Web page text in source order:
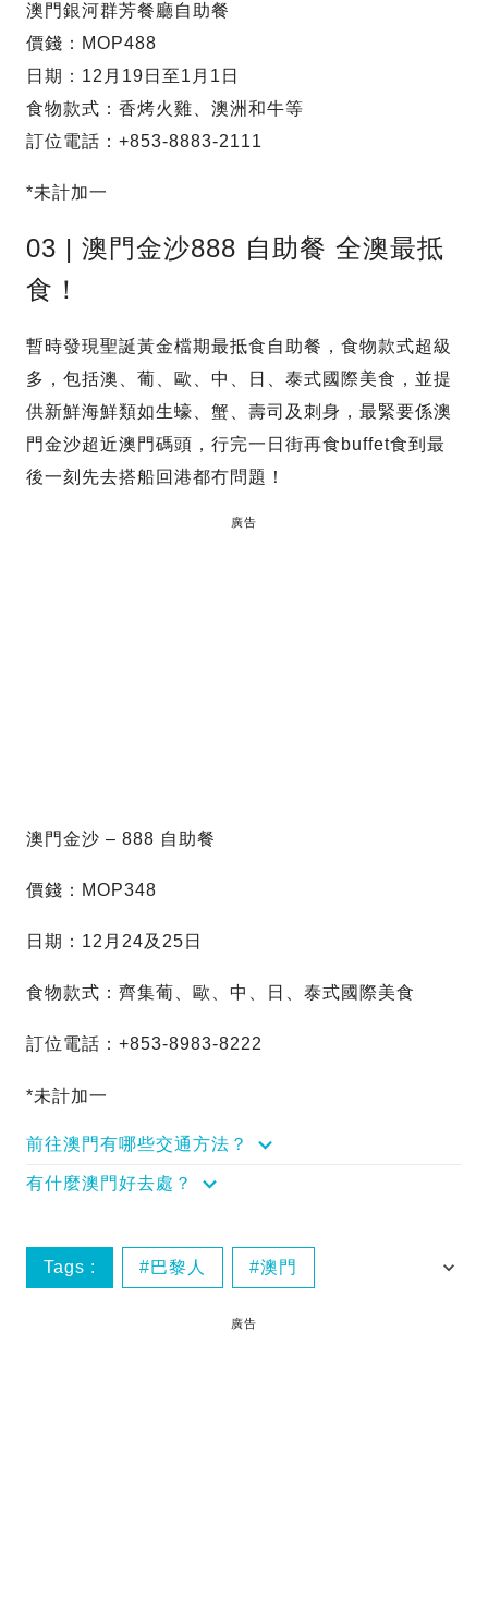
澳門銀河群芳餐廳自助餐
價錢：MOP488
日期：12月19日至1月1日
食物款式：香烤火雞、澳洲和牛等
訂位電話：+853-8883-2111
*未計加一
03 | 澳門金沙888 自助餐 全澳最抵
食！
暫時發現聖誕黃金檔期最抵食自助餐，食物款式超級
多，包括澳、葡、歐、中、日、泰式國際美食，並提
供新鮮海鮮類如生蠔、蟹、壽司及刺身，最緊要係澳
門金沙超近澳門碼頭，行完一日街再食buffet食到最
後一刻先去搭船回港都冇問題！
廣告
澳門金沙 – 888 自助餐
價錢：MOP348
日期：12月24及25日
食物款式：齊集葡、歐、中、日、泰式國際美食
訂位電話：+853-8983-8222
*未計加一
前往澳門有哪些交通方法？
有什麼澳門好去處？
Tags : 巴黎人 澳門
澳門金沙
廣告